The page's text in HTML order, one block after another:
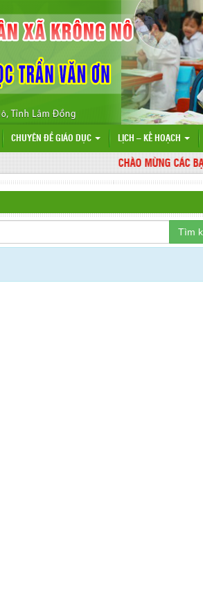
CHUYÊN ĐỀ GIÁO DỤC LỊCH – KẾ HOẠCH
CHÀO MỪNG CÁC BẠN
Tìm